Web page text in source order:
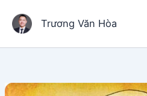
dung
Trương Văn Hòa